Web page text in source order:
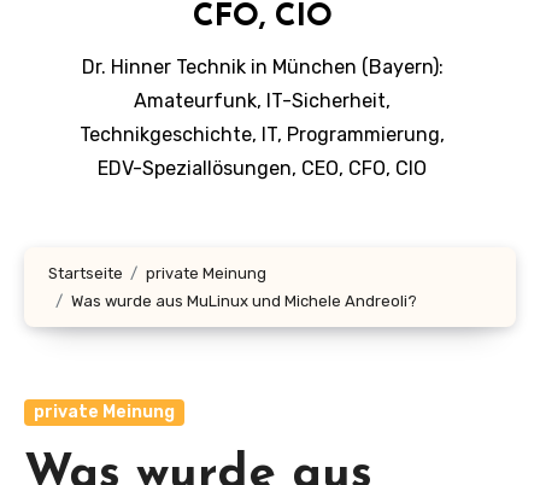
CFO, CIO
Dr. Hinner Technik in München (Bayern):
Amateurfunk, IT-Sicherheit,
Technikgeschichte, IT, Programmierung,
EDV-Speziallösungen, CEO, CFO, CIO
Startseite
private Meinung
Was wurde aus MuLinux und Michele Andreoli?
private Meinung